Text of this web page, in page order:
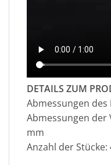
DETAILS ZUM
Abmessungen
Abmessungen der
mm
Anzahl der Stücke: